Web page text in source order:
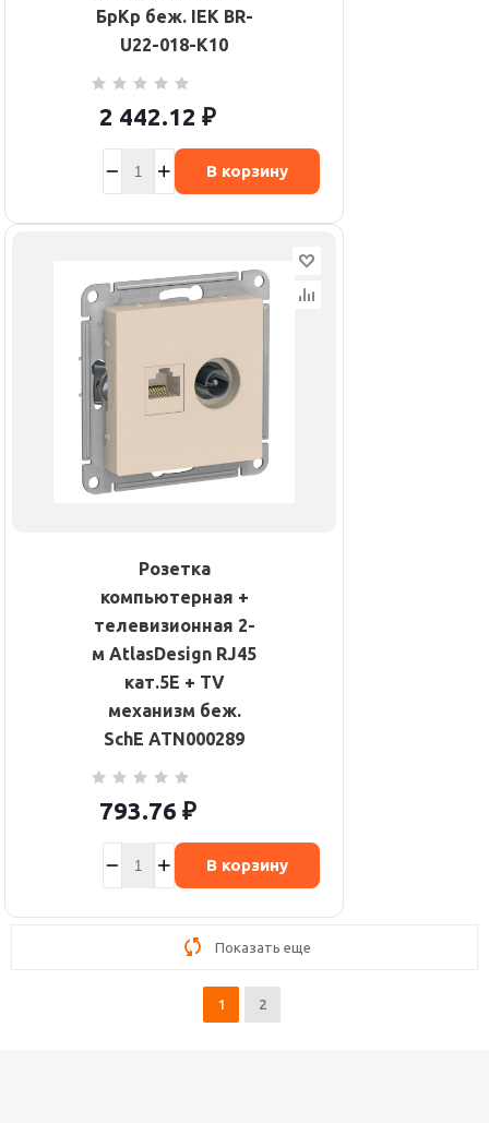
БрКр беж. IEK BR-
U22-018-K10
2 442.12 ₽
В корзину
Розетка
компьютерная +
телевизионная 2-
м AtlasDesign RJ45
кат.5E + TV
механизм беж.
SchE ATN000289
793.76 ₽
В корзину
Показать еще
1 2